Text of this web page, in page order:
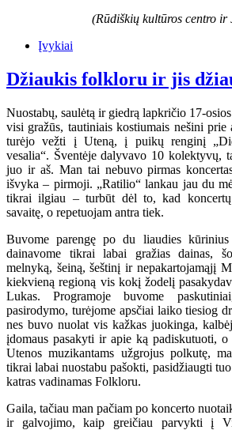
(Rūdiškių kultūros centro ir
Įvykiai
Džiaukis folkloru ir jis
Nuostabų, saulėtą ir giedrą lapkričio 17-
visi gražūs, tautiniais kostiumais nešini prie
turėjo vežti į Uteną, į puikų renginį
vesalia“. Šventėje dalyvavo 10 kolektyvų,
juo ir aš. Man tai nebuvo pirmas
išvyka – pirmoji. „Ratilio“ lankau jau du
tikrai ilgiau – turbūt dėl to, kad
savaitę, o repetuojam antra tiek.
Buvome parengę po du liaudies
dainavome tikrai labai gražias dainas,
melnyką, šeiną, šeštinį ir nepakartojamąjį
kiekvieną regioną vis kokį žodelį
Lukas. Programoje buvome
pasirodymo, turėjome apsčiai laiko tiesiog
nes buvo nuolat vis kažkas juokinga,
įdomaus pasakyti ir apie ką padiskutuoti, o
Utenos muzikantams užgrojus polkutę,
tikrai labai nuostabu pašokti, pasidžiaugti
katras vadinamas Folkloru.
Gaila, tačiau man pačiam po koncerto
ir galvojimo, kaip greičiau parvykti į